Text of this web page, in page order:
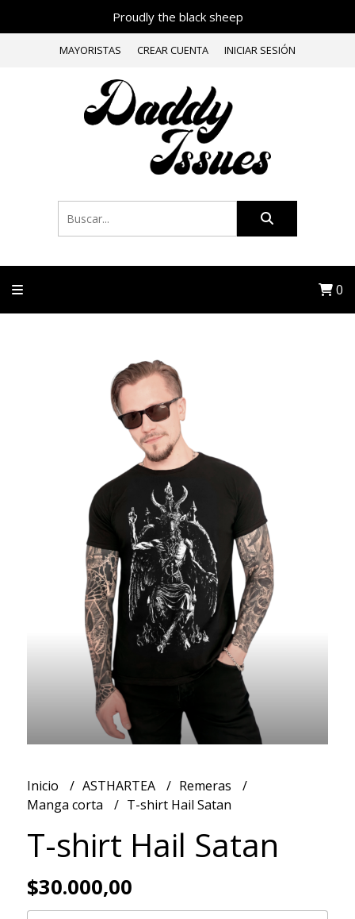
Proudly the black sheep
MAYORISTAS CREAR CUENTA INICIAR SESIÓN
0
Inicio ASTHARTEA
Remeras
Manga corta
T-shirt Hail Satan
T-shirt Hail Satan
$30.000,00